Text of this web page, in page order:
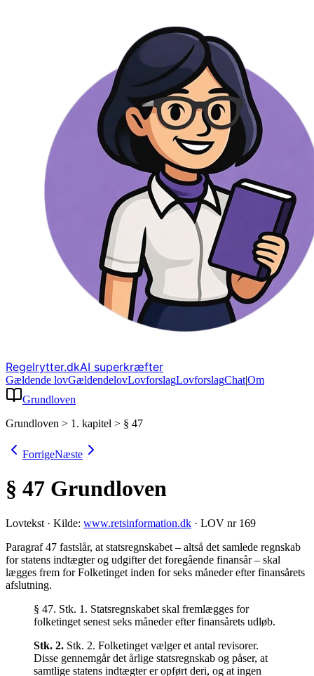
Regelrytter.dkAI superkræfter
Gældende lovGældendelovLovforslagLovforslagChat|Om
Grundloven
Grundloven > 1. kapitel > § 47
ForrigeNæste
§ 47 Grundloven
Lovtekst · Kilde: www.retsinformation.dk · LOV nr 169
Paragraf 47 fastslår, at statsregnskabet – altså det samlede regnskab
for statens indtægter og udgifter det foregående finansår – skal
lægges frem for Folketinget inden for seks måneder efter finansårets
afslutning.
§ 47. Stk. 1. Statsregnskabet skal fremlægges for
folketinget senest seks måneder efter finansårets udløb.
Stk. 2. Stk. 2. Folketinget vælger et antal revisorer.
Disse gennemgår det årlige statsregnskab og påser, at
samtlige statens indtægter er opført deri, og at ingen